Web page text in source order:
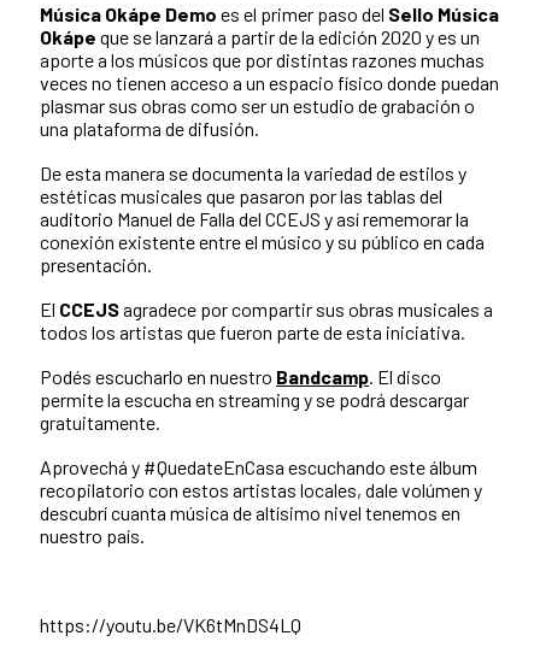
Música Okápe Demo es el primer paso del Sello Música
Okápe que se lanzará a partir de la edición 2020 y es un
aporte a los músicos que por distintas razones muchas
veces no tienen acceso a un espacio físico donde puedan
plasmar sus obras como ser un estudio de grabación o
una plataforma de difusión.
De esta manera se documenta la variedad de estilos y
estéticas musicales que pasaron por las tablas del
auditorio Manuel de Falla del CCEJS y así rememorar la
conexión existente entre el músico y su público en cada
presentación.
El CCEJSagradece por compartir sus obras musicales a
todos los artistas que fueron parte de esta iniciativa.
Podés escucharlo en nuestro Bandcamp. El disco
permite la escucha en streaming y se podrá descargar
gratuitamente.
Aprovechá y #QuedateEnCasa escuchando este álbum
recopilatorio con estos artistas locales, dale volúmen y
descubrí cuanta música de altísimo nivel tenemos en
nuestro país.
https://youtu.be/VK6tMnDS4LQ